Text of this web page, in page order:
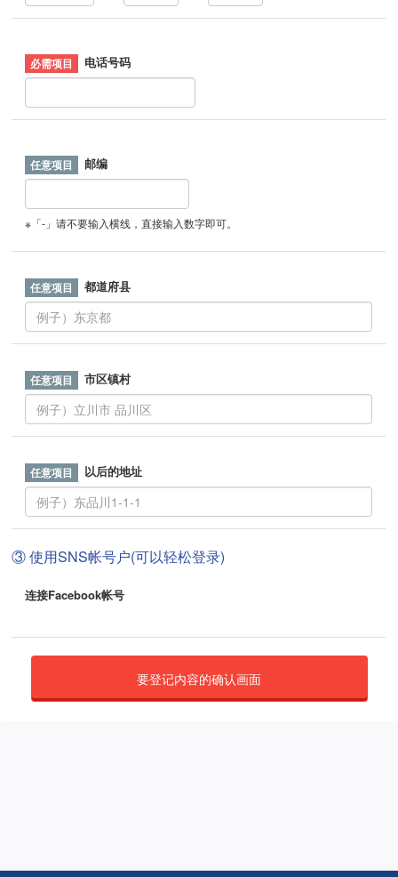
电话号码
邮编
※「-」请不要输入横线，直接输入数字即可。
都道府县
市区镇村
以后的地址
③ 使用SNS帐号户(可以轻松登录)
连接Facebook帐号